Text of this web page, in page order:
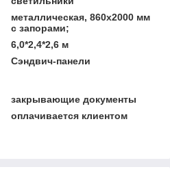
металлическая, 860х2000 мм
с запорами;
6,0*2,4*2,6 м
Сэндвич-панели
закрывающие документы
оплачивается клиентом